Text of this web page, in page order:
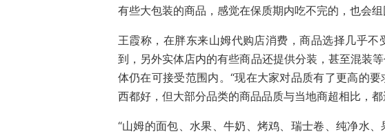
有些大包装的商品，感觉在保质期内吃不完的，也会组
王霞称，在胖东来山姆代购店消费，商品选择几乎
到，另外实体店内的有些商品还提供分装，甚至混装
体仍在可接受范围内。“现在大家对品质有了更高的
西都好，但大部分品类的商品品质与当地商超相比，
“山姆的面包、水果、牛奶、烤鸡、瑞士卷、纯净水